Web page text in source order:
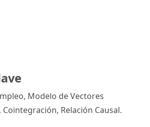
Modelo de Vectores
Relación Causal.